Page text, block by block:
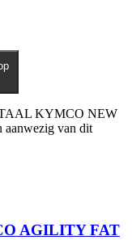
KYMCO NEW
aanwezig van dit
AGILITY FAT